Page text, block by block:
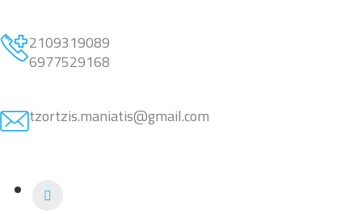
2109319089
6977529168
tzortzis.maniatis@gmail.com